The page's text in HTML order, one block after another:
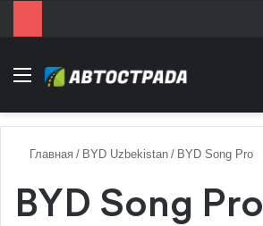
Menu
Главная / BYD Uzbekistan / BYD Song Pro
BYD Song Pro